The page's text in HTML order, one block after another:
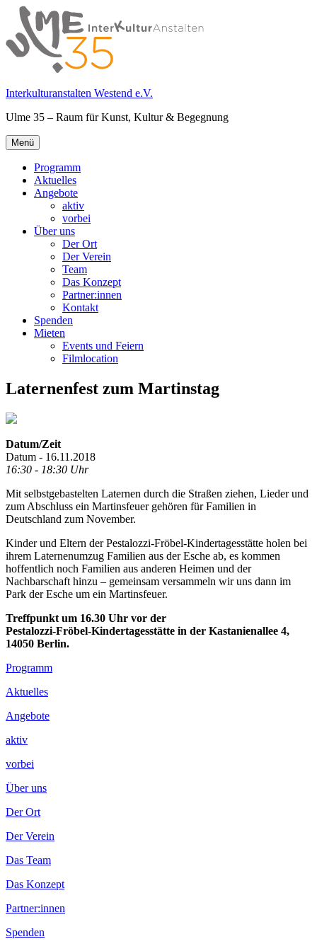
Springe
zum
Inhalt
Interkulturanstalten Westend e.V.
Ulme 35 – Raum für Kunst, Kultur & Begegnung
Primäres
Menü
Menü
Programm
Aktuelles
Angebote
aktiv
vorbei
Über uns
Der Ort
Der Verein
Team
Das Konzept
Partner:innen
Kontakt
Spenden
Mieten
Events und Feiern
Filmlocation
Laternenfest zum Martinstag
Datum/Zeit
Datum - 16.11.2018
16:30 - 18:30 Uhr
Mit selbstgebastelten Laternen durch die Straßen ziehen, Lieder und
zum Abschluss ein Martinsfeuer gehören für Familien in
Deutschland zum November.
Kinder und Eltern der Pestalozzi-Fröbel-Kindertagesstätte holen bei
ihrem Laternenumzug Familien aus der Esche ab, es kommen
hoffentlich noch Familien aus anderen Heimen und der
Nachbarschaft hinzu – gemeinsam versammeln wir uns dann im
Park der Esche um ein Martinsfeuer.
Treffpunkt um 16.30 Uhr vor der
Pestalozzi-Fröbel-Kindertagesstätte in der Kastanienallee 4,
14050 Berlin.
Footer
Inhalt
Programm
Aktuelles
Angebote
aktiv
vorbei
Über uns
Der Ort
Der Verein
Das Team
Das Konzept
Partner:innen
Spenden